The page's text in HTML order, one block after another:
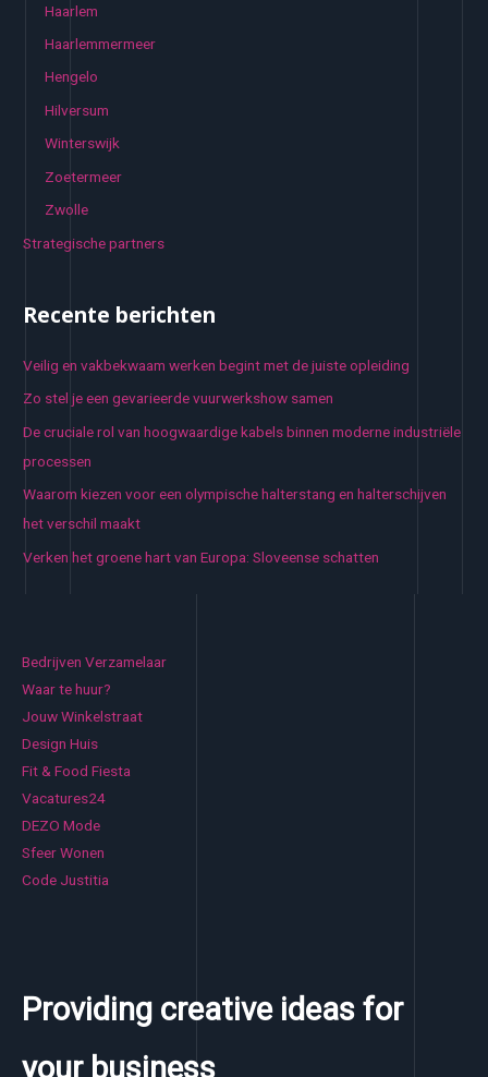
Haarlem
Haarlemmermeer
Hengelo
Hilversum
Winterswijk
Zoetermeer
Zwolle
Strategische partners
Recente berichten
Veilig en vakbekwaam werken begint met de juiste opleiding
Zo stel je een gevarieerde vuurwerkshow samen
De cruciale rol van hoogwaardige kabels binnen moderne industriële
processen
Waarom kiezen voor een olympische halterstang en halterschijven
het verschil maakt
Verken het groene hart van Europa: Sloveense schatten
Bedrijven Verzamelaar
Waar te huur?
Jouw Winkelstraat
Design Huis
Fit & Food Fiesta
Vacatures24
DEZO Mode
Sfeer Wonen
Code Justitia
Providing creative ideas for
your business